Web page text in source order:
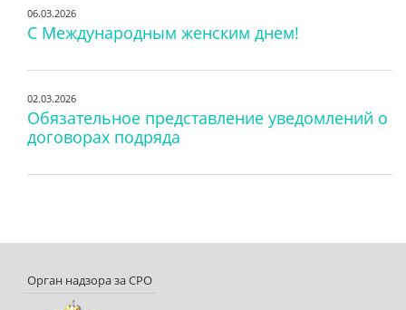
06.03.2026
С Международным женским днем!
02.03.2026
Обязательное представление уведомлений о
договорах подряда
Орган надзора за СРО